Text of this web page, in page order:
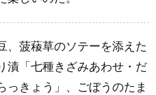
菠薐草のソテーを添えた
漬「七種きざみあわせ・だ
っきょう」、ごぼうのたま